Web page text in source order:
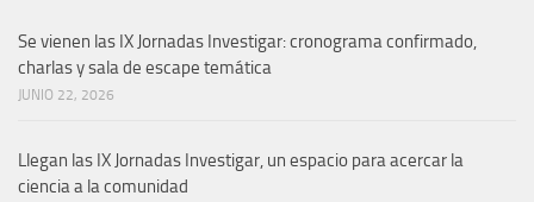
Se vienen las IX Jornadas Investigar: cronograma confirmado,
charlas y sala de escape temática
JUNIO 22, 2026
Llegan las IX Jornadas Investigar, un espacio para acercar la
ciencia a la comunidad